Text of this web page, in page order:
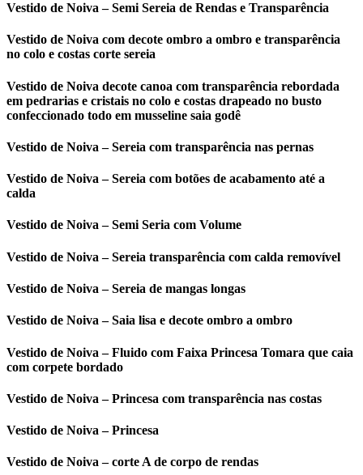
Vestido de Noiva – Semi Sereia de Rendas e Transparência
Vestido de Noiva com decote ombro a ombro e transparência
no colo e costas corte sereia
Vestido de Noiva decote canoa com transparência rebordada
em pedrarias e cristais no colo e costas drapeado no busto
confeccionado todo em musseline saia godê
Vestido de Noiva – Sereia com transparência nas pernas
Vestido de Noiva – Sereia com botões de acabamento até a
calda
Vestido de Noiva – Semi Seria com Volume
Vestido de Noiva – Sereia transparência com calda removível
Vestido de Noiva – Sereia de mangas longas
Vestido de Noiva – Saia lisa e decote ombro a ombro
Vestido de Noiva – Fluido com Faixa Princesa Tomara que caia
com corpete bordado
Vestido de Noiva – Princesa com transparência nas costas
Vestido de Noiva – Princesa
Vestido de Noiva – corte A de corpo de rendas